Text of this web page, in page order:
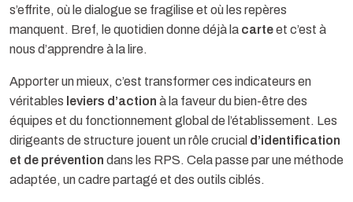
s’effrite, où le dialogue se fragilise et où les repères
manquent. Bref, le quotidien donne déjà la carteet c’est à
nous d’apprendre à la lire.
Apporter un mieux, c’est transformer ces indicateurs en
véritables leviers d’action à la faveur du bien-être des
équipes et du fonctionnement global de l’établissement. Les
dirigeants de structure jouent un rôle crucial d’identification
et de prévention dans les RPS. Cela passe par une méthode
adaptée, un cadre partagé et des outils ciblés.